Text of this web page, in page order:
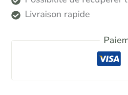
Livraison rapide